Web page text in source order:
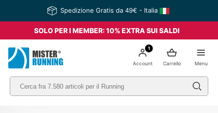
Spedizione Gratis da 49€ - Italia
SOLO PER I MEMBER: 10% EXTRA SUI SALDI
Menu
Carrello
1
Account